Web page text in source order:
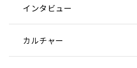
インタビュー
カルチャー